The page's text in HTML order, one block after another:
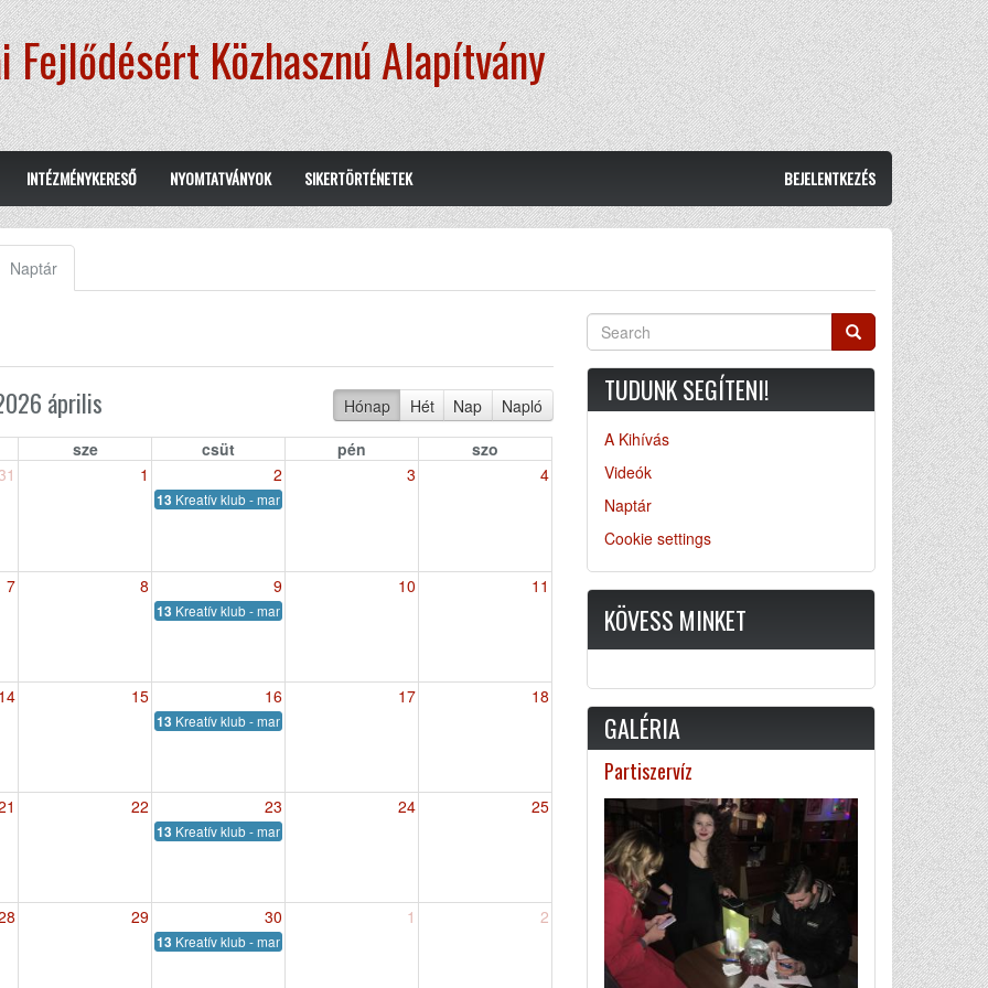
Fejlődésért Közhasznú Alapítvány
INTÉZMÉNYKERESŐ NYOMTATVÁNYOK SIKERTÖRTÉNETEK BEJELENTKEZÉS
Naptár
fül)
Hónap Hét Nap Napló
április
sze csüt pén
szo
1 2 3 4
13 Kreatív klub - manuális foglalkozás
7 8 9 10 11
13 Kreatív klub - manuális foglalkozás
15 16 17 18
13 Kreatív klub - manuális foglalkozás
22 23 24 25
13 Kreatív klub - manuális foglalkozás
29 30 1 2
13 Kreatív klub - manuális foglalkozás
Search Search
TUDUNK SEGÍTENI!
A Kihívás
Videók
Naptár
Cookie settings
KÖVESS MINKET
GALÉRIA
Partiszervíz